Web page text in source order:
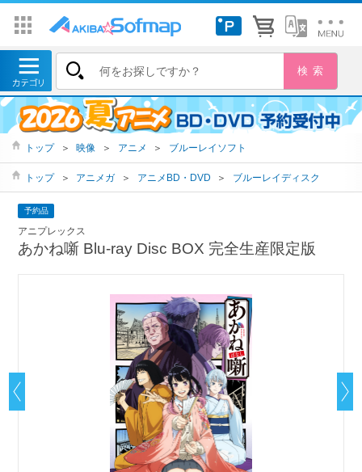
トップ ＞ 映像 ＞ アニメ ＞ ブルーレイソフト
トップ ＞ アニメガ ＞ アニメBD・DVD ＞ ブルーレイディスク
予約品
アニプレックス
あかね噺 Blu-ray Disc BOX 完全生産限定版